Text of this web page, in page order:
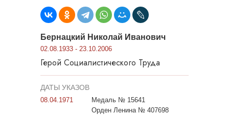
Бернацкий Николай Иванович
02.08.1933 - 23.10.2006
Герой Социалистического Труда
ДАТЫ УКАЗОВ
08.04.1971
Медаль № 15641
Орден Ленина № 407698